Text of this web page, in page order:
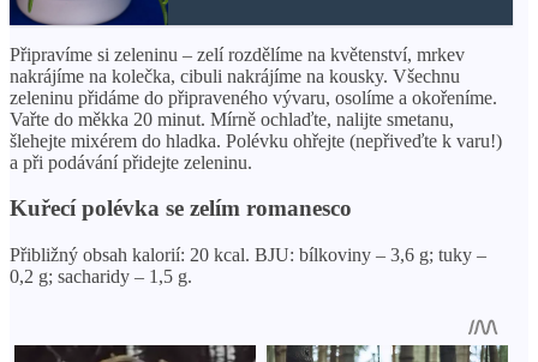
Připravíme si zeleninu – zelí rozdělíme na květenství, mrkev
nakrájíme na kolečka, cibuli nakrájíme na kousky. Všechnu
zeleninu přidáme do připraveného vývaru, osolíme a okořeníme.
Vařte do měkka 20 minut. Mírně ochlaďte, nalijte smetanu,
šlehejte mixérem do hladka. Polévku ohřejte (nepřiveďte k varu!)
a při podávání přidejte zeleninu.
Kuřecí polévka se zelím romanesco
Přibližný obsah kalorií: 20 kcal. BJU: bílkoviny – 3,6 g; tuky –
0,2 g; sacharidy – 1,5 g.